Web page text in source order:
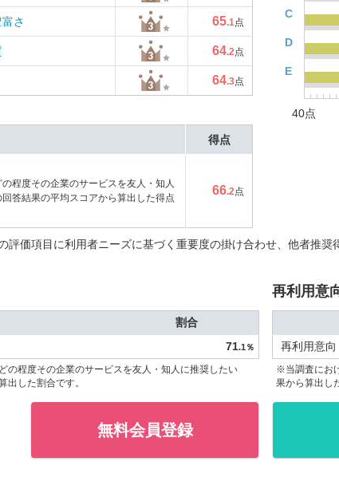
さ 65.1点
64.2点
64.3点
C
D
E
40点
得点
程度その企業のサービスを友人・知人
答結果の平均スコアから算出した得点
66.2点
評価項目に利用者ニーズに基づく重要度の掛け合わせ、他者推奨
割合
71.1％
の程度その企業のサービスを友人・知人に推奨したい
出した割合です。
再利用意
再利用意向
※当調査にお
果から算出し
無料会員登録